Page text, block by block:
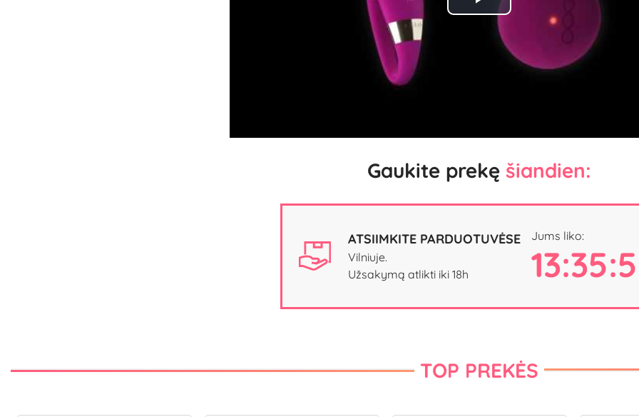
Play
Video
Gaukite prekę šiandien:
ATSIIMKITE PARDUOTUVĖSE
Vilniuje.
Užsakymą atlikti iki 18h
Jums liko:
TOP PREKĖS